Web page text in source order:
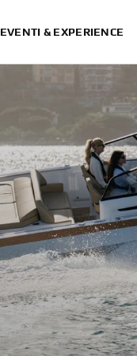
EVENTI & EXPERIENCE